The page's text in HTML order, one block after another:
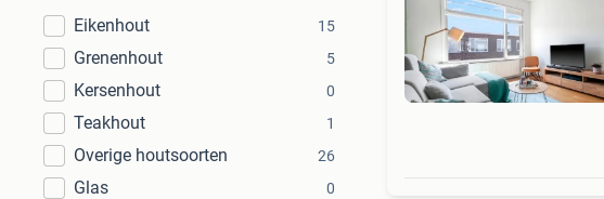
Eikenhout
15
Grenenhout 5
Kersenhout 0
Teakhout 1
Overige houtsoorten 26
Glas 0